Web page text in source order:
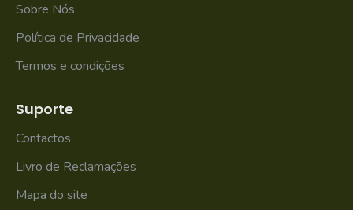
Sobre Nós
Política de Privacidade
Termos e condições
Suporte
Contactos
Livro de Reclamações
Mapa do site